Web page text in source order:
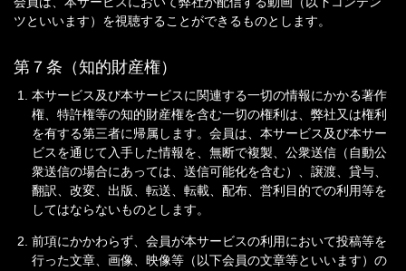
ツといいます）を視聴することができるものとします。
第７条（知的財産権）
本サービス及び本サービスに関連する一切の情報にかかる著作
権、特許権等の知的財産権を含む一切の権利は、弊社又は権利
を有する第三者に帰属します。会員は、本サービス及び本サー
ビスを通じて入手した情報を、無断で複製、公衆送信（自動公
衆送信の場合にあっては、送信可能化を含む）、譲渡、貸与、
翻訳、改変、出版、転送、転載、配布、営利目的での利用等を
してはならないものとします。
前項にかかわらず、会員が本サービスの利用において投稿等を
行った文章、画像、映像等（以下会員の文章等といいます）の